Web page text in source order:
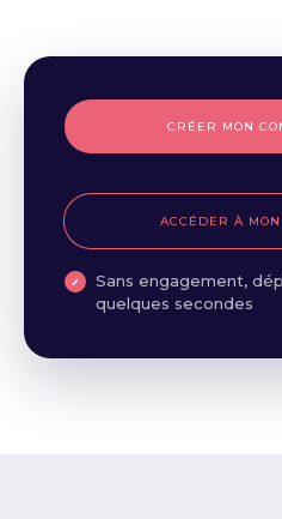
CRÉER MON
ACCÉDER À
Sans engagement,
quelques secondes